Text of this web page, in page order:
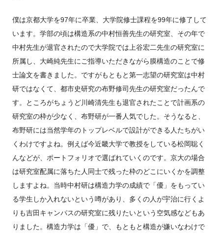
僕は京都大学を97年に卒業、大学院修士課程を99年に修了して
います。学部の頃は構造系の中村恒善先生の研究室、その年で
中村先生が退官されたので大学院では上谷宏二先生の研究室に
所属し、大崎純先生にご指導いただきながら膜構造のことで修
士論文を書きました。ですがもともと第一志望の研究室は中村
研ではなくて、都市史研究の布野修司先生の研究室だったんで
す。ところがちょうど川崎清先生も退官されたことで計画系の
研究室の枠が少なく、布野研が一番人気でした。そうなると、
布野研には当然学年のトップレベルで設計ができる人たちがい
くわけですよね。例えば今近畿大学で教授をしている松岡聡く
んなどが、ポートフォリオで選ばれていくのです。京大の場合
は研究室配属に落ちた人同士で残った枠のどこにいくかを調整
しますよね。当時中村研は構造力学の成績で「優」をもってい
る学生しか入れないという噂があり、多くの人が宇治に行くよ
りも吉田キャンパスの研究室に残りたいという空気感などもあ
りました。構造力学は「優」で、もともと構造が嫌いなわけで